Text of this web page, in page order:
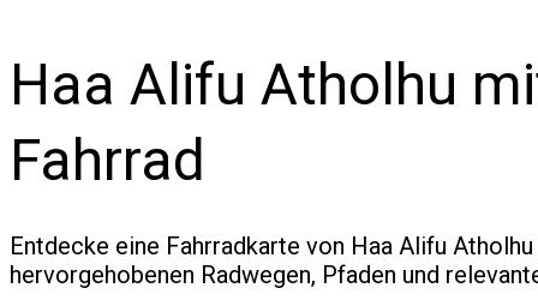
Haa Alifu Atholhu
Fahrrad
Entdecke eine Fahrradkarte von Haa Alifu
hervorgehobenen Radwegen, Pfaden und